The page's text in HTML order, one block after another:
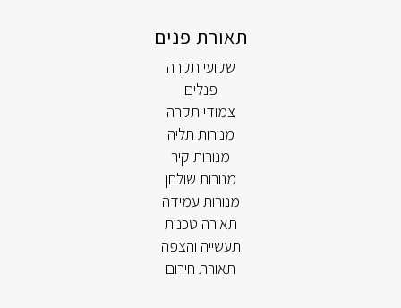
תאורת פנים
שקועי תקרה
פנלים
צמודי תקרה
מנורות תליה
מנורות קיר
מנורות שולחן
מנורות עמידה
תאורה טכנית
תעשייה והצפה
תאורת חירום